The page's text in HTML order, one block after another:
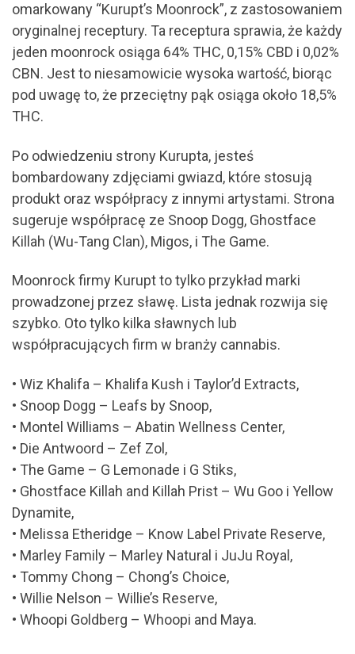
omarkowany “Kurupt’s Moonrock”, z zastosowaniem
oryginalnej receptury. Ta receptura sprawia, że każdy
jeden moonrock osiąga 64% THC, 0,15% CBD i 0,02%
CBN. Jest to niesamowicie wysoka wartość, biorąc
pod uwagę to, że przeciętny pąk osiąga około 18,5%
THC.
Po odwiedzeniu strony Kurupta, jesteś
bombardowany zdjęciami gwiazd, które stosują
produkt oraz współpracy z innymi artystami. Strona
sugeruje współpracę ze Snoop Dogg, Ghostface
Killah (Wu-Tang Clan), Migos, i The Game.
Moonrock firmy Kurupt to tylko przykład marki
prowadzonej przez sławę. Lista jednak rozwija się
szybko. Oto tylko kilka sławnych lub
współpracujących firm w branży cannabis.
• Wiz Khalifa – Khalifa Kush i Taylor’d Extracts,
• Snoop Dogg – Leafs by Snoop,
• Montel Williams – Abatin Wellness Center,
• Die Antwoord – Zef Zol,
• The Game – G Lemonade i G Stiks,
• Ghostface Killah and Killah Prist – Wu Goo i Yellow
Dynamite,
• Melissa Etheridge – Know Label Private Reserve,
• Marley Family – Marley Natural i JuJu Royal,
• Tommy Chong – Chong’s Choice,
• Willie Nelson – Willie’s Reserve,
• Whoopi Goldberg – Whoopi and Maya.